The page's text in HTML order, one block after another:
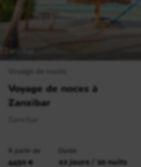
Zanzibar
Voyage de noces à
Zanzibar
À partir de
4450 €
Durée
22 jours / 20 nuits